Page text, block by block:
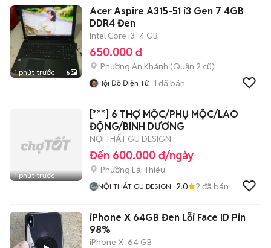
1 phút trước 5
Acer Aspire A315-51 i3 Gen 7 4GB
DDR4 Đen
Intel Core i3 4 GB
650.000 đ
Phường An Khánh (Quận 2 cũ)
Hội Đồ Điện Tử 1 đã bán
1 phút trước
[***] 6 THỢ MỘC/PHỤ MỘC/LAO
ĐỘNG/BINH DƯƠNG
NỘI THẤT GU DESIGN
Đến 600.000 đ/ngày
Phường Lái Thiêu
NỘI THẤT GU DESIGN 2.0 2 đã bán
iPhone X 64GB Đen Lỗi Face ID Pin
98%
iPhone X 64 GB